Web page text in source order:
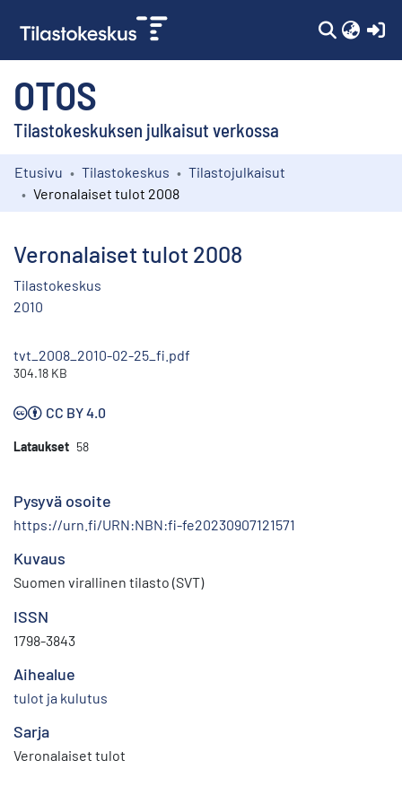
OTOS
Tilastokeskuksen julkaisut verkossa
Kokoelmat
Etusivu Tilastokeskus
Tilastojulkaisut
Veronalaiset tulot 2008
Veronalaiset tulot 2008
Tilastokeskus
2010
tvt_2008_2010-02-25_fi.pdf
304.18 KB
CC BY 4.0
Lataukset 58
Pysyvä osoite
https://urn.fi/URN:NBN:fi-fe20230907121571
Kuvaus
Suomen virallinen tilasto (SVT)
ISSN
1798-3843
Aihealue
tulot ja kulutus
Sarja
Veronalaiset tulot